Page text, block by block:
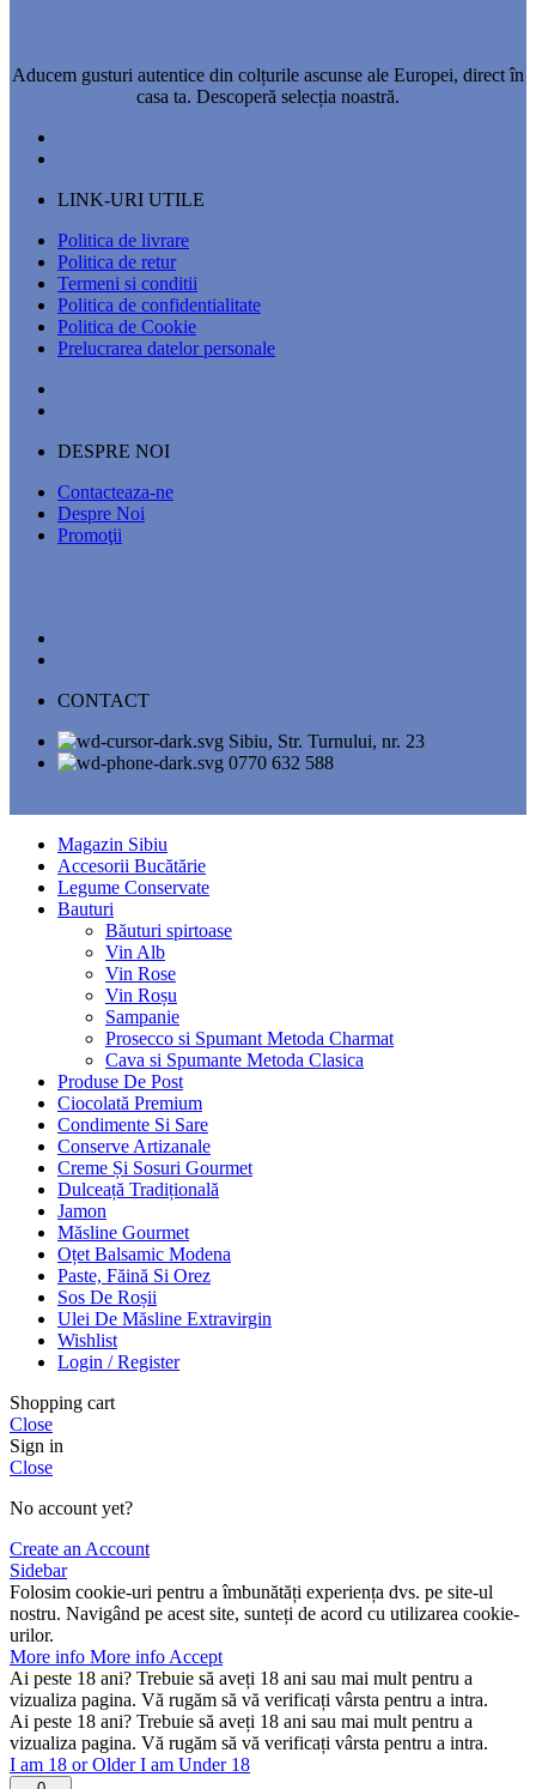
Aducem gusturi autentice din colțurile ascunse ale Europei, direct în
casa ta. Descoperă selecția noastră.
LINK-URI UTILE
Politica de livrare
Politica de retur
Termeni si conditii
Politica de confidentialitate
Politica de Cookie
Prelucrarea datelor personale
DESPRE NOI
Contacteaza-ne
Despre Noi
Promoţii
CONTACT
Sibiu, Str. Turnului, nr. 23
0770 632 588
Magazin Sibiu
Accesorii Bucătărie
Legume Conservate
Bauturi
Băuturi spirtoase
Vin Alb
Vin Rose
Vin Roșu
Sampanie
Prosecco si Spumant Metoda Charmat
Cava si Spumante Metoda Clasica
Produse De Post
Ciocolată Premium
Condimente Si Sare
Conserve Artizanale
Creme Și Sosuri Gourmet
Dulceață Tradițională
Jamon
Măsline Gourmet
Oțet Balsamic Modena
Paste, Făină Si Orez
Sos De Roșii
Ulei De Măsline Extravirgin
Wishlist
Login / Register
Shopping cart
Close
Sign in
Close
No account yet?
Create an Account
Sidebar
Folosim cookie-uri pentru a îmbunătăți experiența dvs. pe site-ul
nostru. Navigând pe acest site, sunteți de acord cu utilizarea cookie-
urilor.
More info More info Accept
Ai peste 18 ani? Trebuie să aveți 18 ani sau mai mult pentru a
vizualiza pagina. Vă rugăm să vă verificați vârsta pentru a intra.
Ai peste 18 ani? Trebuie să aveți 18 ani sau mai mult pentru a
vizualiza pagina. Vă rugăm să vă verificați vârsta pentru a intra.
I am 18 or OlderI am Under 18